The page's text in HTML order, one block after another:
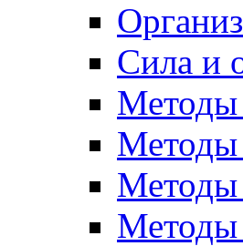
Сила и
Методы
Методы
Методы
Методы